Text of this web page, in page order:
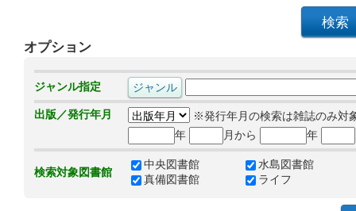
オプション
ジャンル指定
出版／発行年月
※発行年月の検索は雑誌のみ対
年
月から 年
検索対象図書館
中央図書館
水島図書館
真備図書館
ライフ